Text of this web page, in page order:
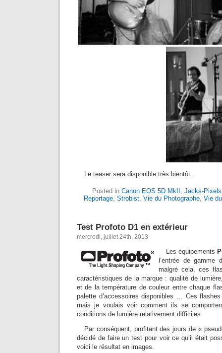
Le teaser sera disponible très bientôt.
Posted in Canon EOS 5D MkII , Jacks-Pixels
Reportage, Strobist, Vie du Photographe, Vie
Test Profoto D1 en extérieur
mercredi, juillet 24th, 2013
Les équipements
l’entrée de
malgré cela, ces
caractéristiques de la marque : qualité de
et de la température de couleur entre chaque
palette d’accessoires disponibles … Ces
mais je voulais voir comment ils se
conditions de lumière relativement difficiles.
Par conséquent, profitant des jours de «
décidé de faire un test pour voir ce qu’il était
voici le résultat en images.